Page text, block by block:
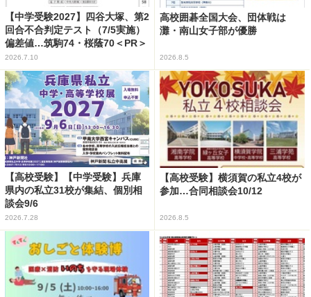
【中学受験2027】四谷大塚、第2
回合不合判定テスト（7/5実施）
偏差値…筑駒74・桜蔭70＜PR＞
2026.7.10
高校囲碁全国大会、団体戦は
灘・南山女子部が優勝
2026.8.5
【高校受験】【中学受験】兵庫
県内の私立31校が集結、個別相
談会9/6
2026.7.28
【高校受験】横須賀の私立4校が
参加…合同相談会10/12
2026.8.5